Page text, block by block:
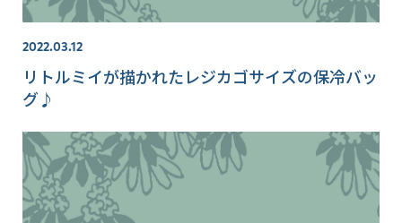
2022.03.12
リトルミイが描かれたレジカゴサイズの保冷バッ
グ♪